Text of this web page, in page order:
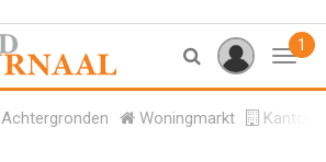
1
Achtergronden Woningmarkt